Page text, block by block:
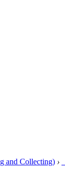
Collecting) ›